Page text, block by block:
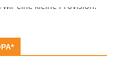
eine kleine Provision.